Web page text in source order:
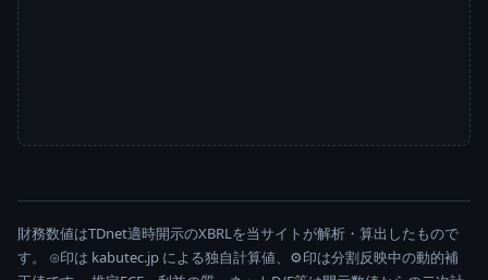
財務数値はTDnet適時開示のXBRLを当サイトが解析・算出したもので
す。 ⊙印は kabutec.jp による独自計算値、⚙印は分割反映中の動的補